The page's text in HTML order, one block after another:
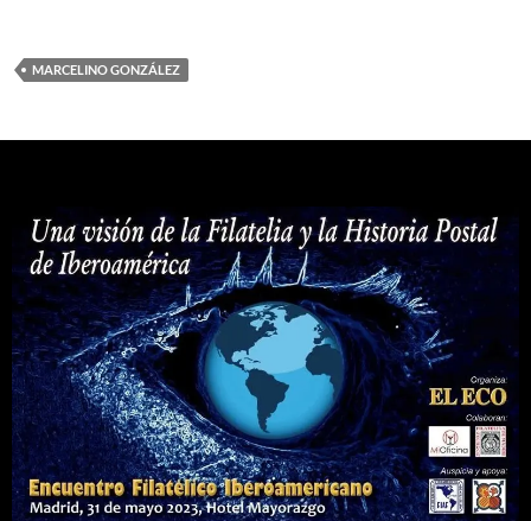
MARCELINO GONZÁLEZ